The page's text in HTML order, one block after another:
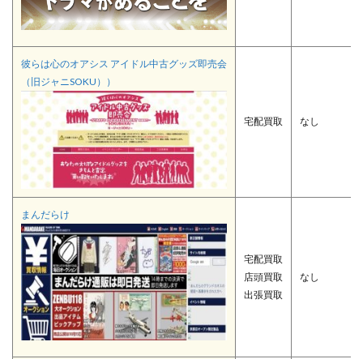
彼らは心のオアシス アイドル中古グッズ即売会
（旧ジャニSOKU））
宅配買取 なし
まんだらけ
宅配買取
店頭買取
出張買取
なし